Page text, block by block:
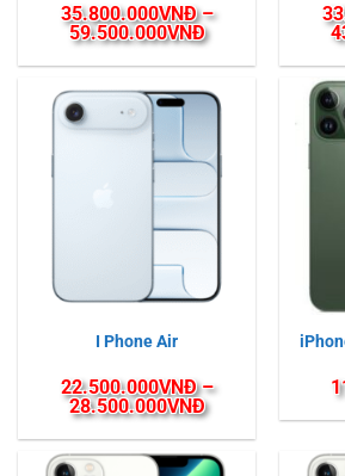
35.800.000VNĐ –
59.500.000VNĐKhoảng
giá:
từ
35.800.000VNĐ
đến
59.500.000VNĐ
I Phone Air
22.500.000VNĐ –
28.500.000VNĐKhoảng
giá:
từ
22.500.000VNĐ